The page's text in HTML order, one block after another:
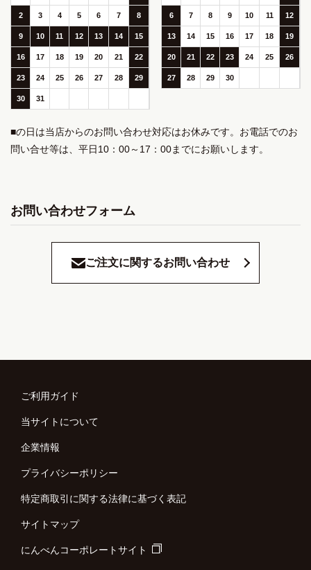
2 3 4 5 6 7 8
9 10 11 12 13 14 15
16 17 18 19 20 21 22
23 24 25 26 27 28 29
30 31
6 7 8 9 10 11 12
13 14 15 16 17 18 19
20 21 22 23 24 25 26
27 28 29 30
■の日は当店からのお問い合わせ対応はお休みです。お電話でのお
問い合せ等は、平日10：00～17：00までにお願いします。
お問い合わせフォーム
ご注文に関するお問い合わせ
ご利用ガイド
当サイトについて
企業情報
プライバシーポリシー
特定商取引に関する法律に基づく表記
サイトマップ
にんべんコーポレートサイト